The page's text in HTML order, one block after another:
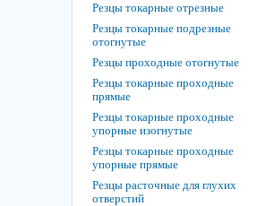
Резцы токарные отрезные
Резцы токарные подрезные
отогнутые
Резцы проходные отогнутые
Резцы токарные проходные
прямые
Резцы токарные проходные
упорные изогнутые
Резцы токарные проходные
упорные прямые
Резцы расточные для глухих
отверстий